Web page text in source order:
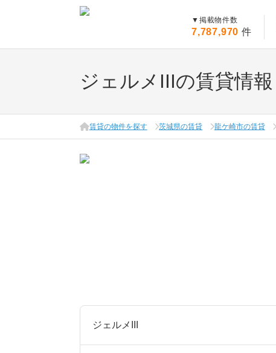
▼ 掲載物件数
7,787,970 件
ジェルメIIIの賃貸情報
賃貸の物件を探す 茨城県の賃貸 龍ケ崎市の賃貸
ジェルメIII